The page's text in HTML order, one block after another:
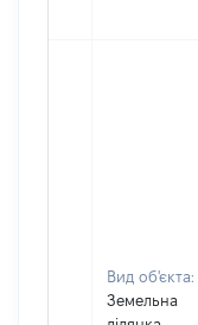
Вид об'єкта:
Земельна